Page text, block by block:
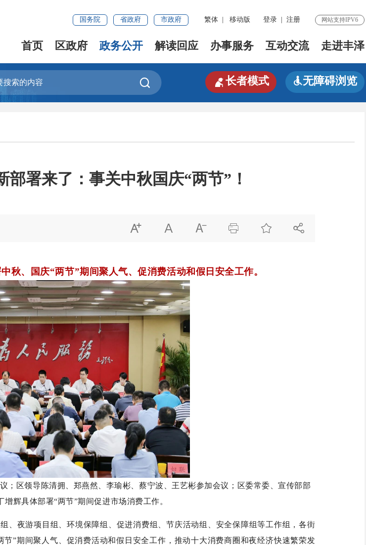
国务院 省政府 市政府 繁体 移动版 登录 注册 网站支持IPV6
首页 区政府 政务公开 解读回应 办事服务 互动交流 走进丰泽
 长者模式 无障碍浏览
署来了：事关中秋国庆“两节”！
     
秋、国庆“两节”期间聚人气、促消费活动和假日安全工作。
；区领导陈清拥、郑燕然、李瑜彬、蔡宁波、王艺彬参加会议；区委常委、宣传部部
辉具体部署“两节”期间促进市场消费工作。
、夜游项目组、环境保障组、促进消费组、节庆活动组、安全保障组等工作组，各街
节”期间聚人气、促消费活动和假日安全工作，推动十大消费商圈和夜经济快速繁荣发